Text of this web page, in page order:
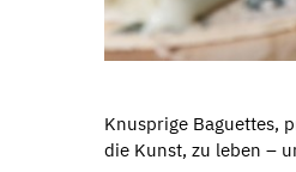
Knusprige Baguettes,
die Kunst, zu leben –